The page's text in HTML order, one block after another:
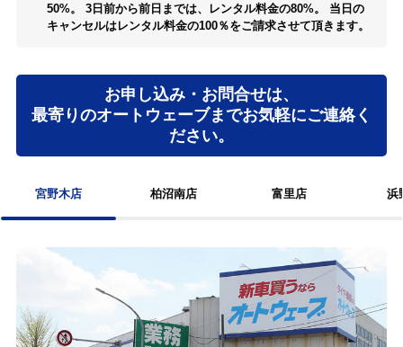
50%。 3日前から前日までは、レンタル料金の80%。 当日の
キャンセルはレンタル料金の100％をご請求させて頂きます。
お申し込み・お問合せは、
最寄りのオートウェーブまでお気軽にご連絡く
ださい。
宮野木店 柏沼南店 富里店 浜